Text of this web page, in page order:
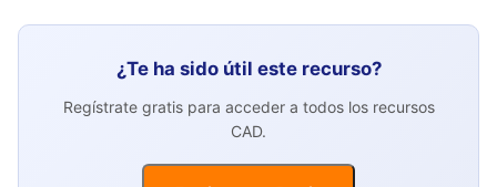
¿Te ha sido útil este recurso?
Regístrate gratis para acceder a todos los recursos
CAD.